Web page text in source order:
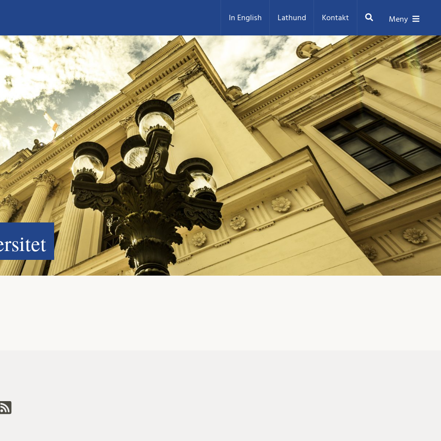
In English Lathund Kontakt Sök Meny